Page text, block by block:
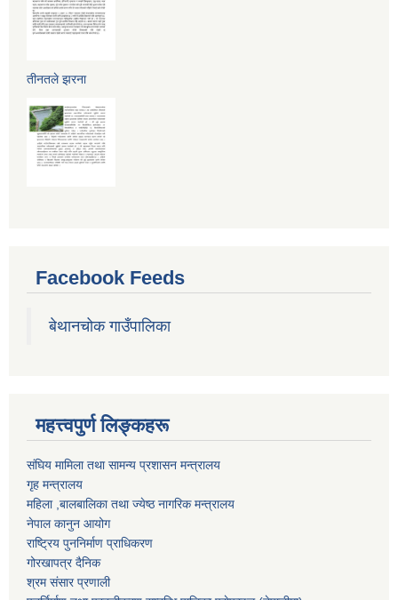
तीनतले झरना
Facebook Feeds
बेथानचोक गाउँपालिका
महत्त्वपुर्ण लिङ्कहरू
संघिय मामिला तथा सामन्य प्रशासन मन्त्रालय
गृह मन्त्रालय
महिला ,बालबालिका तथा ज्येष्ठ नागरिक मन्त्रालय
नेपाल कानुन आयोग
राष्ट्रिय पुननिर्माण प्राधिकरण
गोरखापत्र दैनिक
श्रम संसार प्रणाली